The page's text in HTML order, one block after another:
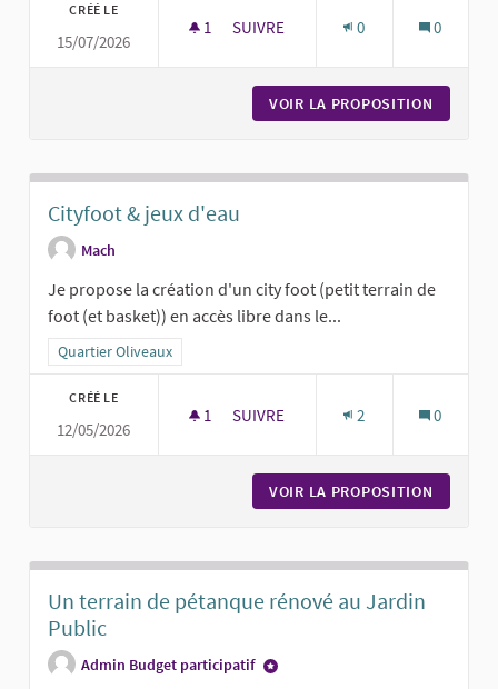
CRÉÉ LE
15/07/2026
1 1 ABONNÉ
SUIVRE 0 0
VOIR LA PROPOSITION
Cityfoot & jeux d'eau
Mach
Je propose la création d'un city foot (petit terrain de
foot (et basket)) en accès libre dans le...
Filtrer les résultats pour le secteur : Quartier Oliveaux
Quartier Oliveaux
CRÉÉ LE
12/05/2026
1 1 ABONNÉ
SUIVRE 2 0
VOIR LA PROPOSITION
Un terrain de pétanque rénové au Jardin
Public
Admin Budget participatif